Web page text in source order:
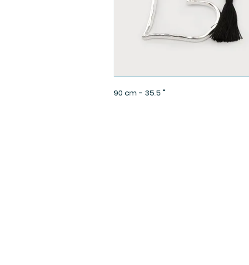
90 cm - 35.5 "